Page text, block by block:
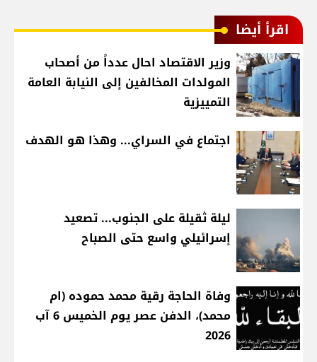
اقرأ أيضا
وزير الاقتصاد احال عدداً من أصحاب
المولدات المخالفين إلى النيابة العامة
التمييزية
اجتماع في السراي... وهذا هو الهدف
ليلة ثقيلة على الجنوب... تصعيد
إسرائيلي واسع حتى الصباح
وفاة الحاجة رقية محمد حموده (ام
محمد)، الدفن عصر يوم الخميس 6 آب
2026